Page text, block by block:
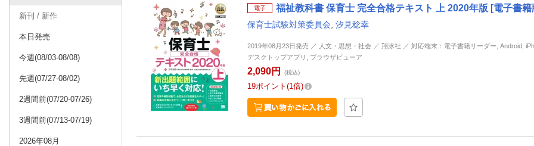
新刊 / 新作
本日発売
今週(08/03-08/08)
先週(07/27-08/02)
2週間前(07/20-07/26)
3週間前(07/13-07/19)
2026年08月
電子 福祉教科書 保育士 完全合格テキスト 上 2020年版 [電子書籍
保育士試験対策委員会 汐見稔幸
2019年08月23日発売 ／ 人文・思想・社会 ／ 翔泳社 ／ 対応端末：電子書籍リーダー, Android,
デスクトップアプリ, ブラウザビューア
2,090円 (税込)
19ポイント 1倍